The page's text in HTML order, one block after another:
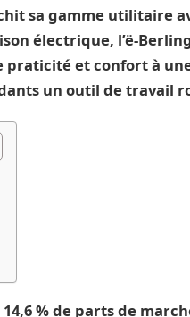
sa gamme utilitaire
électrique, l’ë-
praticité et confort à
un outil de travail
% de parts de